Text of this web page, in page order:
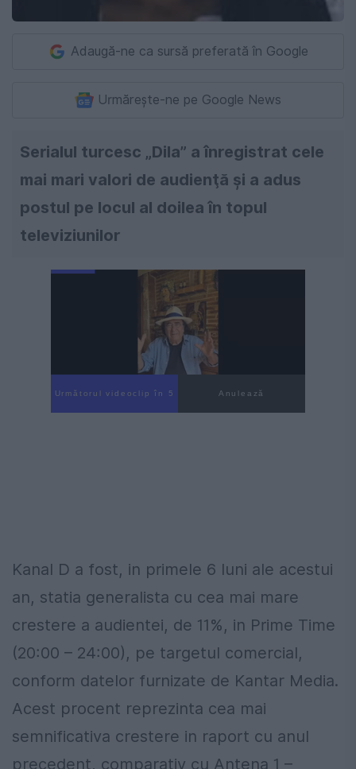
Adaugă-ne ca sursă preferată în Google
Urmărește-ne pe Google News
Serialul turcesc „Dila” a înregistrat cele
mai mari valori de audienţă şi a adus
postul pe locul al doilea în topul
televiziunilor
Următorul videoclip în 4 Anulează
Kanal D a fost, in primele 6 luni ale acestui
an, statia generalista cu cea mai mare
crestere a audientei, de 11%, in Prime Time
(20:00 – 24:00), pe targetul comercial,
conform datelor furnizate de Kantar Media.
Acest procent reprezinta cea mai
semnificativa crestere in raport cu anul
precedent, comparativ cu Antena 1 –